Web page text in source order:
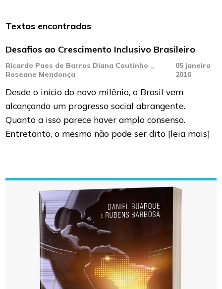
Textos encontrados
Desafios ao Crescimento Inclusivo Brasileiro
Ricardo Paes de Barros Diana Coutinho _
Roseane Mendonça
05 janeiro
2016
Desde o início do novo milênio, o Brasil vem
alcançando um progresso social abrangente.
Quanto a isso parece haver amplo consenso.
Entretanto, o mesmo não pode ser dito [leia mais]